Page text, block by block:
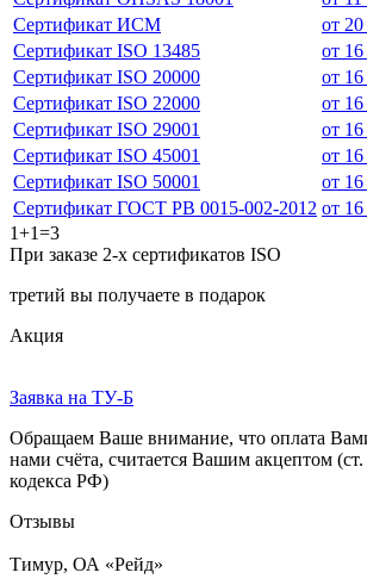
Сертификат ИСМ
от
Сертификат ISO 13485
от
Сертификат ISO 20000
от
Сертификат ISO 22000
от
Сертификат ISO 29001
от
Сертификат ISO 45001
от
Сертификат ISO 50001
от
Сертификат ГОСТ РВ 0015-002-2012 от
1+1=3
При заказе 2-х сертификатов ISO
третий вы получаете в подарок
Акция
Заявка на ТУ-Б
Обращаем Ваше внимание, что оплата
нами счёта, считается Вашим акцептом
кодекса РФ)
Отзывы
Тимур, ОА «Рейд»